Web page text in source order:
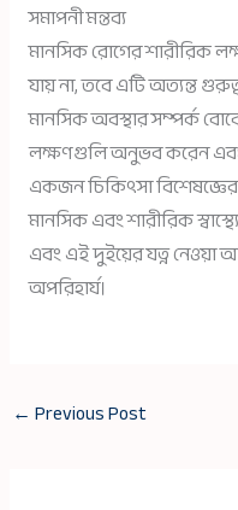
সমাপনী মন্তব্য
মানসিক রোগের শারীরিক
যায় না, তবে এটি অত্যন্ত
মানসিক অবস্থার সম্পর্ক
লক্ষণগুলি অনুভব করেন এবং
একজন চিকিৎসা
মানসিক এবং শারীরিক
এবং এই দুইয়ের যত্ন নেওয়া
অপরিহার্য।
← Previous Post